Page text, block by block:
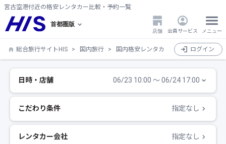
宮古空港付近の格安レンタカー比較・予約一覧
首都圏版
店舗 会員サービス メニュー
総合旅行サイトHIS 国内旅行 国内格安レンタカー比較・検索・予約
ログイン
日時・店舗 06/23 10:00 〜 06/24 17:00
こだわり条件 指定なし
レンタカー会社 指定なし